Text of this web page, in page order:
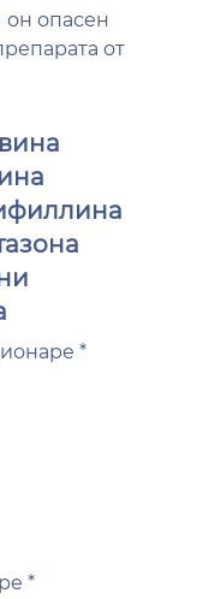
он опасен
от
*
*